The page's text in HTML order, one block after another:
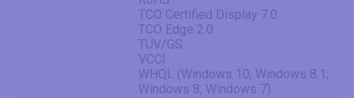
TCO Certified Display 7.0
TCO Edge 2.0
TÜV/GS
VCCI
WHQL (Windows 10; Windows 8.1;
Windows 8; Windows 7)